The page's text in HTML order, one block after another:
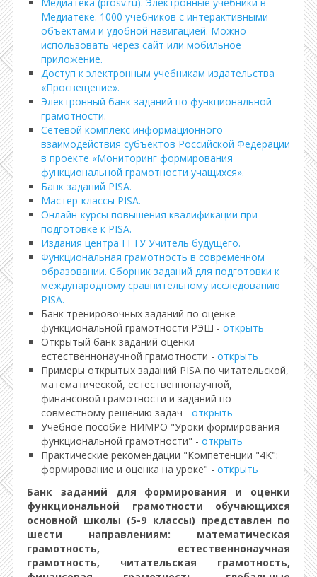
Медиатеке. 1000 учебников с интерактивными
объектами и удобной навигацией. Можно
использовать через сайт или мобильное
приложение.
Доступ к электронным учебникам издательства
«Просвещение».
Электронный банк заданий по функциональной
грамотности.
Сетевой комплекс информационного
взаимодействия субъектов Российской Федерации
в проекте «Мониторинг формирования
функциональной грамотности учащихся».
Банк заданий PISA.
Мастер-классы PISA.
Онлайн-курсы повышения квалификации при
подготовке к PISA.
Издания центра ГГТУ Учитель будущего.
Функциональная грамотность в современном
образовании. Сборник заданий для подготовки к
международному сравнительному исследованию
PISA.
Банк тренировочных заданий по оценке
функциональной грамотности РЭШ - открыть
Открытый банк заданий оценки
естественнонаучной грамотности - открыть
Примеры открытых заданий PISA по читательской,
математической, естественнонаучной,
финансовой грамотности и заданий по
совместному решению задач - открыть
Учебное пособие НИМРО "Уроки формирования
функциональной грамотности" - открыть
Практические рекомендации "Компетенции "4К":
формирование и оценка на уроке" - открыть
Банк заданий для формирования и оценки
функциональной грамотности обучающихся
основной школы (5-9 классы) представлен по
шести направлениям: математическая
грамотность, естественнонаучная
грамотность, читательская грамотность,